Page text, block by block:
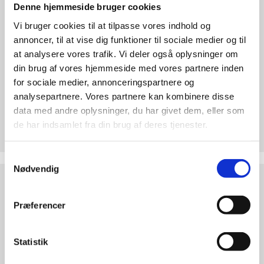
Denne hjemmeside bruger cookies
Vi bruger cookies til at tilpasse vores indhold og
annoncer, til at vise dig funktioner til sociale medier og til
at analysere vores trafik. Vi deler også oplysninger om
din brug af vores hjemmeside med vores partnere inden
for sociale medier, annonceringspartnere og
analysepartnere. Vores partnere kan kombinere disse
data med andre oplysninger, du har givet dem, eller som
de har indsamlet fra din brug af deres tjenester.
Nødvendig
Præferencer
Statistik
abort
2.7:
Pro
Life
internationalt
2.8:
Nyhedsbrev
3.0:
Nyheder
4.0:
Webshop
Test dine argumenter
Hvorfor er abort forkert? Find overbevisende
argumenter. Bliv klogere på den etiske debat!
Abortdebat